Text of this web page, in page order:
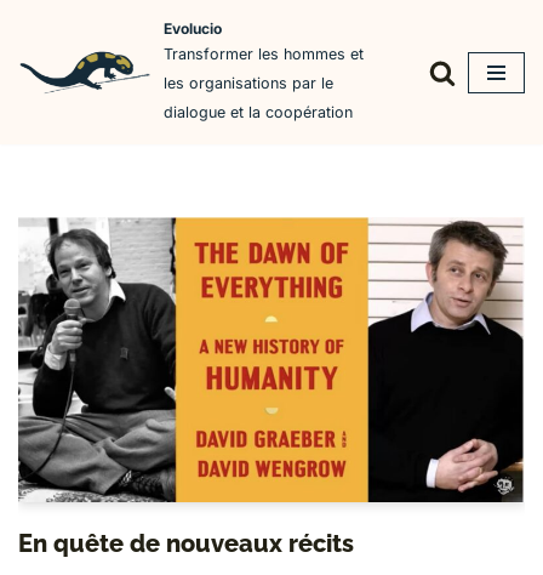
Aller
Evolucio
Transformer les hommes et
les organisations par le
dialogue et la coopération
En quête de nouveaux récits